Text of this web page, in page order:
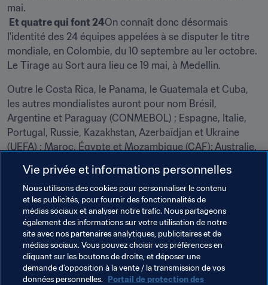
Et quatre qui font 24On connaît donc désormais
l'identité des 24 équipes appelées à se disputer le titre
mondiale, en Colombie, du 10 septembre au 1er octobre.
Le Tirage au Sort aura lieu ce 19 mai, à Medellin.
Outre le Costa Rica, le Panama, le Guatemala et Cuba,
les autres mondialistes auront pour nom Brésil,
Argentine et Paraguay (CONMEBOL) ; Espagne, Italie,
Portugal, Russie, Kazakhstan, Azerbaïdjan et Ukraine
(UEFA) ; Maroc, Égypte et Mozambique (CAF); Australie,
Salomon (OFC).
Documents Connexes
Thèmes en lien
Compétitions FIFA Canada Costa Rica
Vie privée et informations personnelles
Nous utilisons des cookies pour personnaliser le contenu
et les publicités, pour fournir des fonctionnalités de
médias sociaux et analyser notre trafic. Nous partageons
également des informations sur votre utilisation de notre
site avec nos partenaires analytiques, publicitaires et de
médias sociaux. Vous pouvez choisir vos préférences en
cliquant sur les boutons de droite, et déposer une
demande d’opposition à la vente / la transmission de vos
données personnelles. Portail de protection des